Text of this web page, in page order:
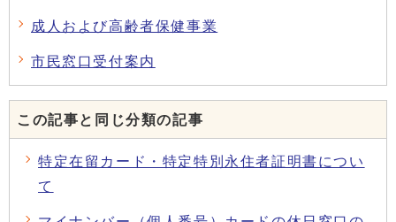
成人および高齢者保健事業
市民窓口受付案内
この記事と同じ分類の記事
特定在留カード・特定特別永住者証明書につい
て